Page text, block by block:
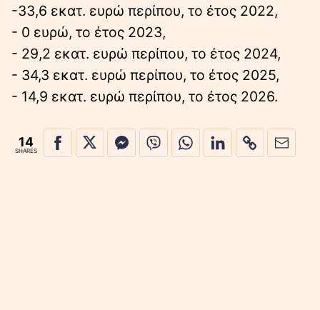
-33,6 εκατ. ευρώ περίπου, το έτος 2022,
- 0 ευρώ, το έτος 2023,
- 29,2 εκατ. ευρώ περίπου, το έτος 2024,
- 34,3 εκατ. ευρώ περίπου, το έτος 2025,
- 14,9 εκατ. ευρώ περίπου, το έτος 2026.
14
SHARES